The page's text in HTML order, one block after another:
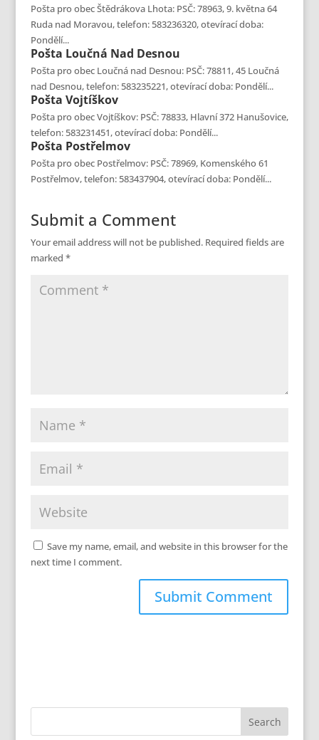
Pošta pro obec Štědrákova Lhota: PSČ: 78963, 9. května 64
Ruda nad Moravou, telefon: 583236320, otevírací doba:
Pondělí...
Pošta Loučná Nad Desnou
Pošta pro obec Loučná nad Desnou: PSČ: 78811, 45 Loučná
nad Desnou, telefon: 583235221, otevírací doba: Pondělí...
Pošta Vojtíškov
Pošta pro obec Vojtíškov: PSČ: 78833, Hlavní 372 Hanušovice,
telefon: 583231451, otevírací doba: Pondělí...
Pošta Postřelmov
Pošta pro obec Postřelmov: PSČ: 78969, Komenského 61
Postřelmov, telefon: 583437904, otevírací doba: Pondělí...
Submit a Comment
Your email address will not be published. Required fields are
marked *
Save my name, email, and website in this browser for the
next time I comment.